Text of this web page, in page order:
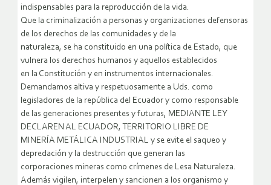
indispensables para la reproducción de la vida.
Que la criminalización a personas y organizaciones defensoras
de los derechos de las comunidades y de la
naturaleza, se ha constituido en una política de Estado, que
vulnera los derechos humanos y aquellos establecidos
en la Constitución y en instrumentos internacionales.
Demandamos altiva y respetuosamente a Uds. como
legisladores de la república del Ecuador y como responsable
de las generaciones presentes y futuras, MEDIANTE LEY
DECLAREN AL ECUADOR, TERRITORIO LIBRE DE
MINERÍA METÁLICA INDUSTRIAL y se evite el saqueo y
depredación y la destrucción que generan las
corporaciones mineras como crímenes de Lesa Naturaleza.
Además vigilen, interpelen y sancionen a los organismo y